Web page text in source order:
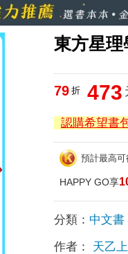
東方星
79 折 473
認購希望書
預計最高可
HAPPY GO享
分類： 中文書
作者： 天乙